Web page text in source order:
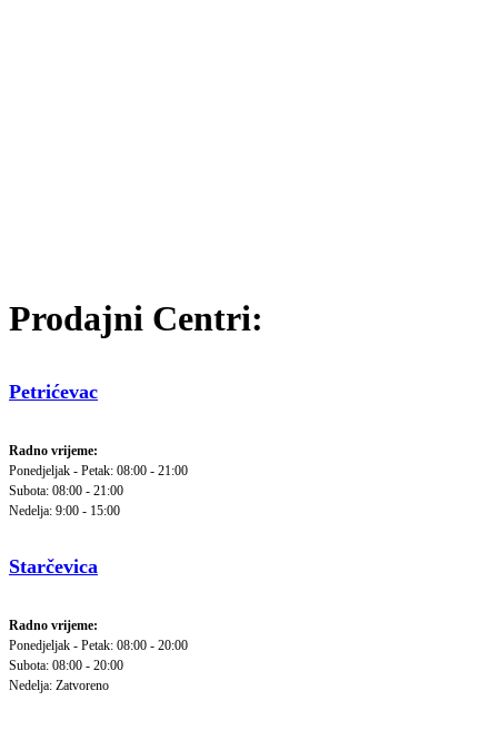
Prodajni Centri:
Petrićevac
Radno vrijeme:
Ponedjeljak - Petak: 08:00 - 21:00
Subota: 08:00 - 21:00
Nedelja: 9:00 - 15:00
Starčevica
Radno vrijeme:
Ponedjeljak - Petak: 08:00 - 20:00
Subota: 08:00 - 20:00
Nedelja: Zatvoreno